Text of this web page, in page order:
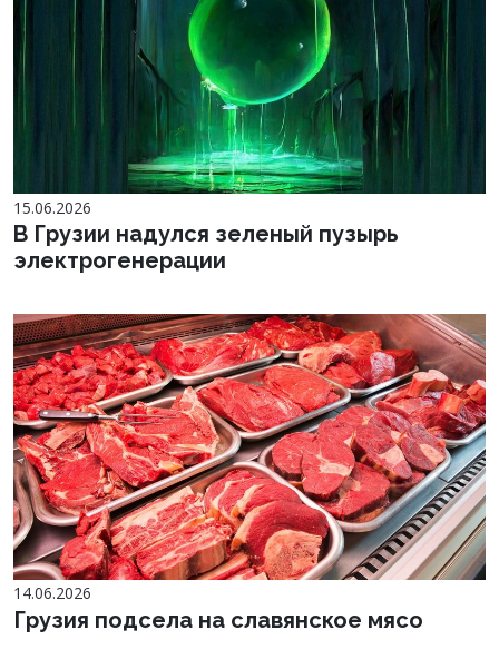
15.06.2026
В Грузии надулся зеленый пузырь
электрогенерации
14.06.2026
Грузия подсела на славянское мясо